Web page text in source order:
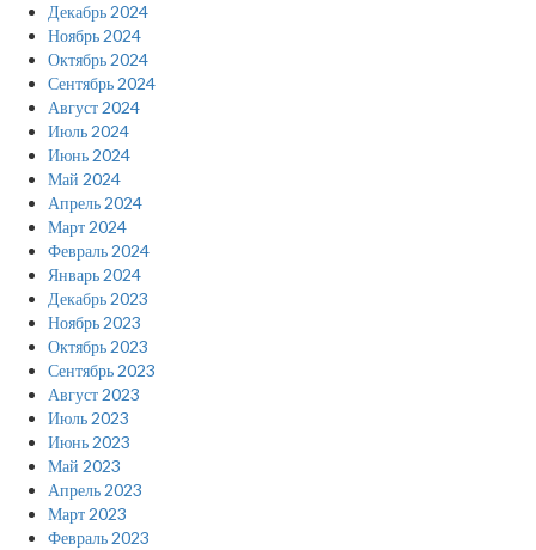
Декабрь 2024
Ноябрь 2024
Октябрь 2024
Сентябрь 2024
Август 2024
Июль 2024
Июнь 2024
Май 2024
Апрель 2024
Март 2024
Февраль 2024
Январь 2024
Декабрь 2023
Ноябрь 2023
Октябрь 2023
Сентябрь 2023
Август 2023
Июль 2023
Июнь 2023
Май 2023
Апрель 2023
Март 2023
Февраль 2023